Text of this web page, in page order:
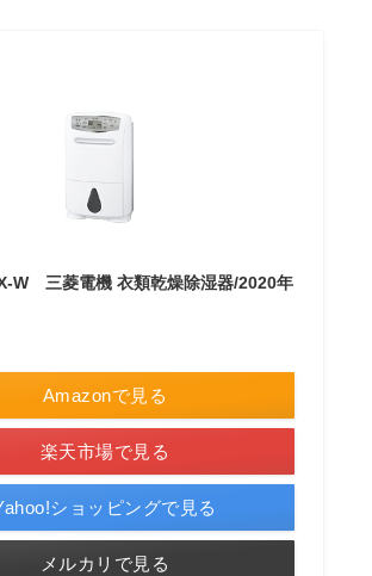
W 三菱電機 衣類乾燥除湿器/2020年
Amazonで見る
楽天市場で見る
ショッピングで見る
メルカリで見る